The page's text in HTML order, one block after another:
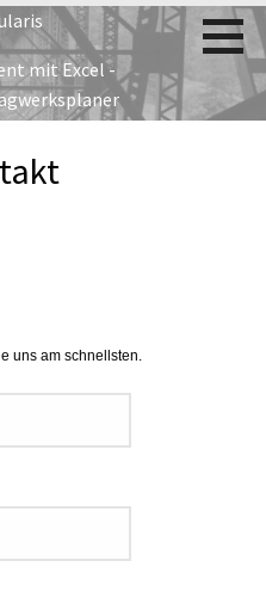
mit Excel -
uns am schnellsten.